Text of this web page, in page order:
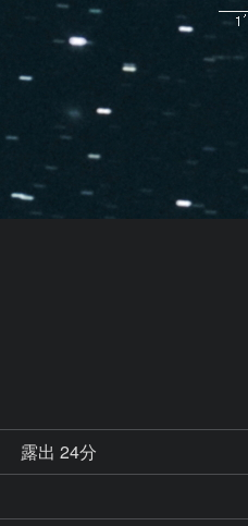
露出 24分